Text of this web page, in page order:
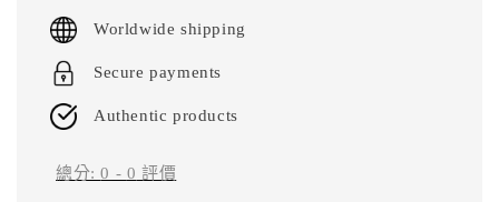
price
Worldwide shipping
Secure payments
Authentic products
總分:0 - 0 評價